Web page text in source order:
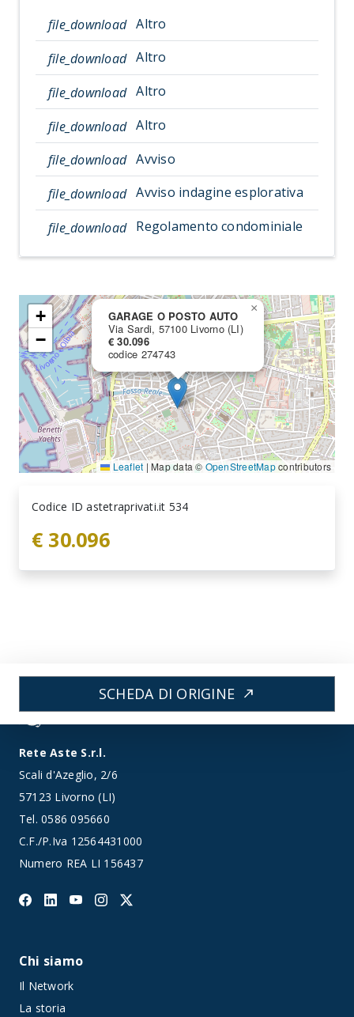
file_download Altro
file_download Altro
file_download Altro
file_download Altro
file_download Avviso
file_download Avviso indagine esplorativa
file_download Regolamento condominiale
GARAGE O POSTO AUTO
Via Sardi, 57100 Livorno (LI)
€ 30.096
codice 274743
×
+
−
Leaflet | Map data © OpenStreetMapcontributors
Codice ID astetraprivati.it 534
€ 30.096
SCHEDA DI ORIGINE north_east
Rete Aste S.r.l.
Scali d'Azeglio, 2/6
57123 Livorno (LI)
Tel.0586 095660
C.F./P.Iva 12564431000
Numero REA LI 156437
Chi siamo
Il Network
La storia